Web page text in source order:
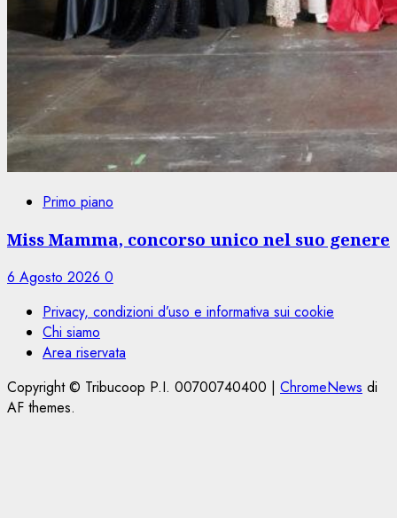
Primo piano
Miss Mamma, concorso unico nel suo genere
6 Agosto 2026 0
Privacy, condizioni d’uso e informativa sui cookie
Chi siamo
Area riservata
Copyright © Tribucoop P.I. 00700740400 | ChromeNews di
AF themes.